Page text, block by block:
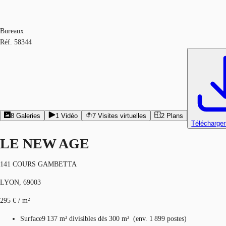
Bureaux
Réf. 58344
8 Galeries 1 Vidéo 7 Visites virtuelles 2 Plans
LE NEW AGE
141 COURS GAMBETTA
LYON, 69003
295 € / m²
Surface9 137 m² divisibles dès 300 m² (env. 1 899 postes)